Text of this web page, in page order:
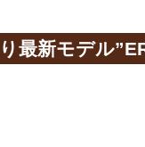
最新モデル